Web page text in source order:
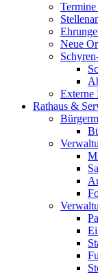
Termine
Neue
Externe
Rathaus &